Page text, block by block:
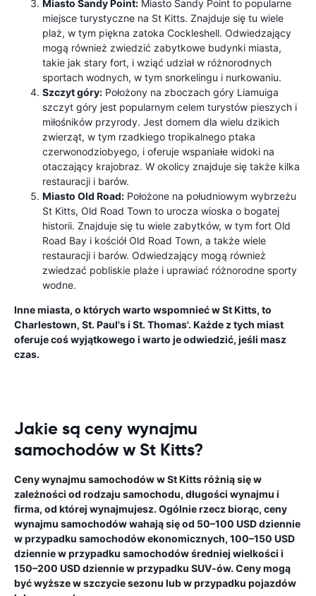
Miasto Sandy Point: Miasto Sandy Point to popularne
miejsce turystyczne na St Kitts. Znajduje się tu wiele
plaż, w tym piękna zatoka Cockleshell. Odwiedzający
mogą również zwiedzić zabytkowe budynki miasta,
takie jak stary fort, i wziąć udział w różnorodnych
sportach wodnych, w tym snorkelingu i nurkowaniu.
Szczyt góry: Położony na zboczach góry Liamuiga
szczyt góry jest popularnym celem turystów pieszych i
miłośników przyrody. Jest domem dla wielu dzikich
zwierząt, w tym rzadkiego tropikalnego ptaka
czerwonodziobyego, i oferuje wspaniałe widoki na
otaczający krajobraz. W okolicy znajduje się także kilka
restauracji i barów.
Miasto Old Road: Położone na południowym wybrzeżu
St Kitts, Old Road Town to urocza wioska o bogatej
historii. Znajduje się tu wiele zabytków, w tym fort Old
Road Bay i kościół Old Road Town, a także wiele
restauracji i barów. Odwiedzający mogą również
zwiedzać pobliskie plaże i uprawiać różnorodne sporty
wodne.
Inne miasta, o których warto wspomnieć w St Kitts, to
Charlestown, St. Paul's i St. Thomas'. Każde z tych miast
oferuje coś wyjątkowego i warto je odwiedzić, jeśli masz
czas.
Jakie są ceny wynajmu
samochodów w St Kitts?
Ceny wynajmu samochodów w St Kitts różnią się w
zależności od rodzaju samochodu, długości wynajmu i
firma, od której wynajmujesz. Ogólnie rzecz biorąc, ceny
wynajmu samochodów wahają się od 50–100 USD dziennie
w przypadku samochodów ekonomicznych, 100–150 USD
dziennie w przypadku samochodów średniej wielkości i
150–200 USD dziennie w przypadku SUV-ów. Ceny mogą
być wyższe w szczycie sezonu lub w przypadku pojazdów